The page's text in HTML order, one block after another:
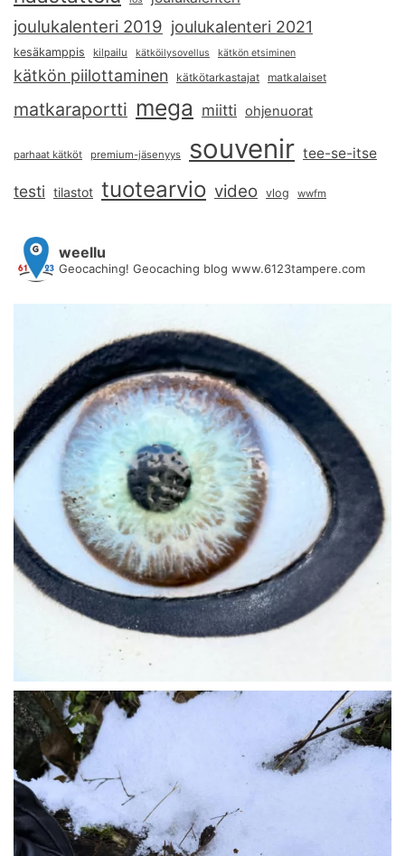
joulukalenteri 2019 joulukalenteri 2021
kesäkamppis kilpailu kätköilysovellus kätkön etsiminen
kätkön piilottaminen kätkötarkastajat matkalaiset
matkaraportti mega miitti ohjenuorat
parhaat kätköt premium-jäsenyys souvenir tee-se-itse
testi tilastot tuotearvio video vlog wwfm
weellu
Geocaching! Geocaching blog www.6123tampere.com